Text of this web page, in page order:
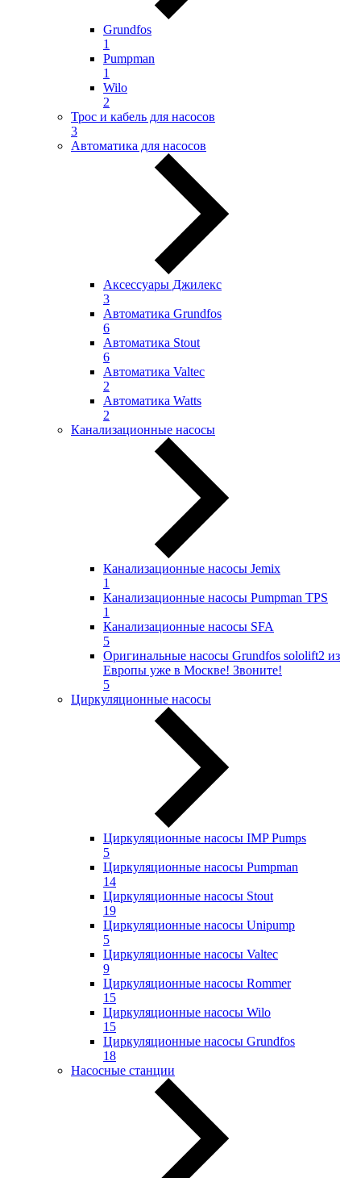
Grundfos
1
Pumpman
1
Wilo
2
Трос и кабель для насосов
3
Автоматика для насосов
Аксессуары Джилекс
3
Автоматика Grundfos
6
Автоматика Stout
6
Автоматика Valtec
2
Автоматика Watts
2
Канализационные насосы
Канализационные насосы Jemix
1
Канализационные насосы Pumpman TPS
1
Канализационные насосы SFA
5
Оригинальные насосы Grundfos sololift2 из
Европы уже в Москве! Звоните!
5
Циркуляционные насосы
Циркуляционные насосы IMP Pumps
5
Циркуляционные насосы Pumpman
14
Циркуляционные насосы Stout
19
Циркуляционные насосы Unipump
5
Циркуляционные насосы Valtec
9
Циркуляционные насосы Rommer
15
Циркуляционные насосы Wilo
15
Циркуляционные насосы Grundfos
18
Насосные станции